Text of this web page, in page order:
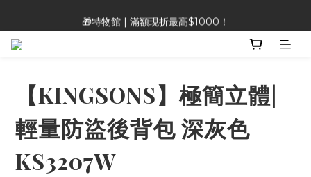
🎁特物館 | 滿額現折最高$1000！
🎁特物館 | 滿額現折最高$1000！
【KINGSONS】極簡立體|
輕量防盜後背包 深灰色
KS3207W